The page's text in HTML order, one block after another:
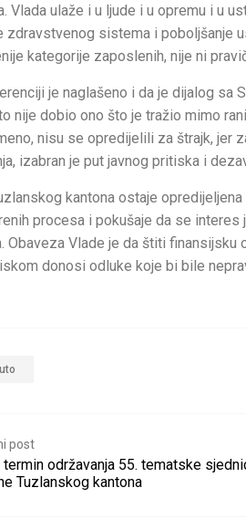
Vlada ulaže i u ljude i u opremu i u
zdravstvenog sistema i poboljšanje
kategorije zaposlenih, nije ni
je naglašeno i da je dijalog sa
nije dobio ono što je tražio mimo
nisu se opredijelili za štrajk, jer
izabran je put javnog pritiska i
kantona ostaje
procesa i pokušaje da se
Obaveza Vlade je da štiti
donosi odluke koje bi bile
post
održavanja 55. tematske
Tuzlanskog kantona